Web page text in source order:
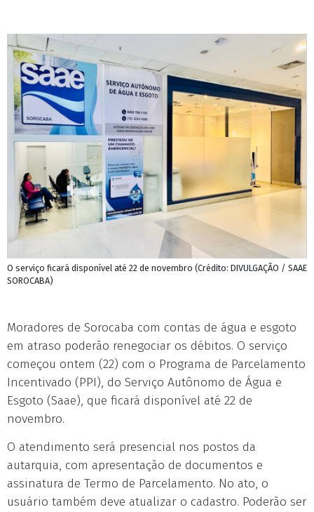
O serviço ficará disponível até 22 de novembro (Crédito: DIVULGAÇÃO / SAAE
SOROCABA)
Moradores de Sorocaba com contas de água e esgoto
em atraso poderão renegociar os débitos. O serviço
começou ontem (22) com o Programa de Parcelamento
Incentivado (PPI), do Serviço Autônomo de Água e
Esgoto (Saae), que ficará disponível até 22 de
novembro.
O atendimento será presencial nos postos da
autarquia, com apresentação de documentos e
assinatura de Termo de Parcelamento. No ato, o
usuário também deve atualizar o cadastro. Poderão ser